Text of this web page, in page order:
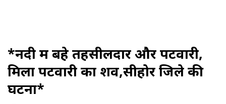
*नदी में बहे तहसीलदार और पटवारी,
मिला पटवारी का शव,सीहोर जिले की
घटना*